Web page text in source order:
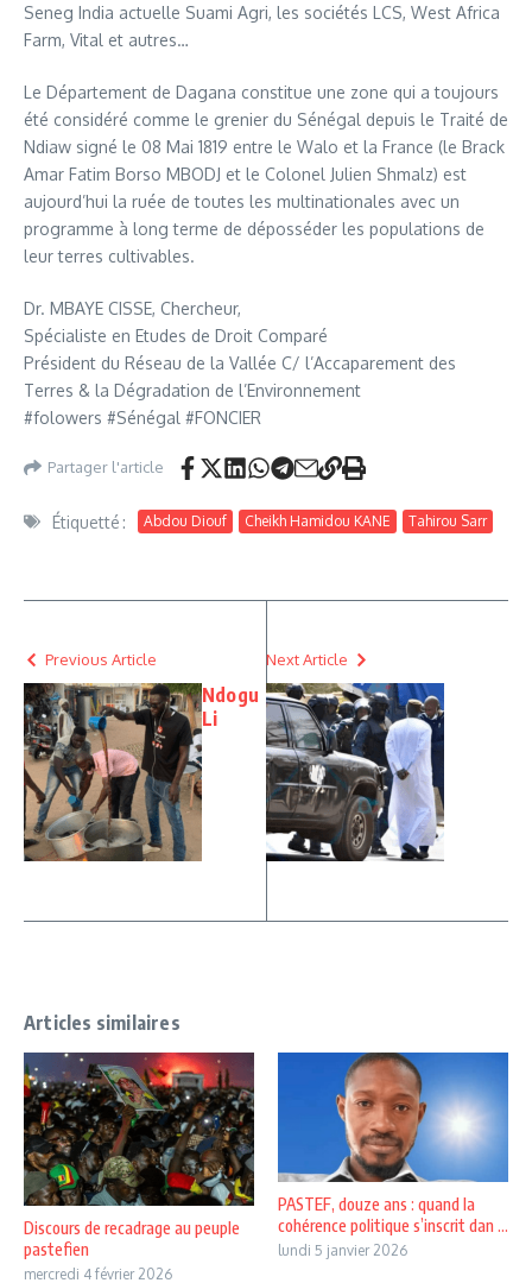
Seneg India actuelle Suami Agri, les sociétés LCS, West Africa
Farm, Vital et autres…
Le Département de Dagana constitue une zone qui a toujours
été considéré comme le grenier du Sénégal depuis le Traité de
Ndiaw signé le 08 Mai 1819 entre le Walo et la France (le Brack
Amar Fatim Borso MBODJ et le Colonel Julien Shmalz) est
aujourd’hui la ruée de toutes les multinationales avec un
programme à long terme de déposséder les populations de
leur terres cultivables.
Dr. MBAYE CISSE, Chercheur,
Spécialiste en Etudes de Droit Comparé
Président du Réseau de la Vallée C/ l’Accaparement des
Terres & la Dégradation de l’Environnement
#folowers #Sénégal #FONCIER
Partager l'article
Étiquetté : Abdou Diouf Cheikh Hamidou KANE Tahirou Sarr
Previous Article
Ndogu
Li
Next Article
Articles similaires
Discours de recadrage au peuple
pastefien
mercredi 4 février 2026
PASTEF, douze ans : quand la
cohérence politique s’inscrit dan ...
lundi 5 janvier 2026